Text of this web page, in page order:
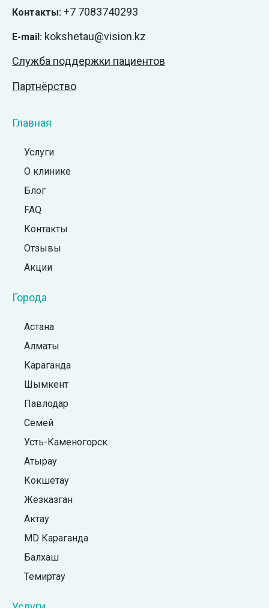
Контакты: +7 7083740293
E-mail: kokshetau@vision.kz
Служба поддержки пациентов
Партнёрство
Главная
Услуги
О клинике
Блог
FAQ
Контакты
Отзывы
Акции
Города
Астана
Алматы
Караганда
Шымкент
Павлодар
Семей
Усть-Каменогорск
Атырау
Кокшетау
Жезказган
Актау
MD Караганда
Балхаш
Темиртау